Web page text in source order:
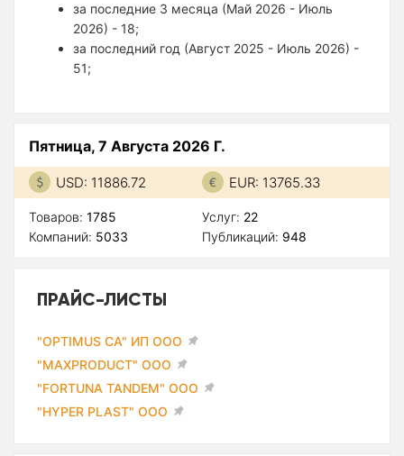
за последние 3 месяца (Май 2026 - Июль
2026) - 18;
за последний год (Август 2025 - Июль 2026) -
51;
Пятница, 7 Августа 2026 Г.
USD: 11886.72 EUR: 13765.33
Товаров: 1785
Компаний: 5033
Услуг: 22
Публикаций: 948
ПРАЙС-ЛИСТЫ
"OPTIMUS CA" ИП ООО
"MAXPRODUCT" ООО
"FORTUNA TANDEM" ООО
"HYPER PLAST" ООО